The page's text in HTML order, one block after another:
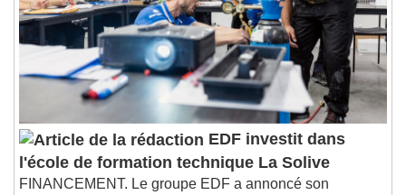
EDF investit dans
l'école de formation technique La Solive
FINANCEMENT. Le groupe EDF a annoncé son